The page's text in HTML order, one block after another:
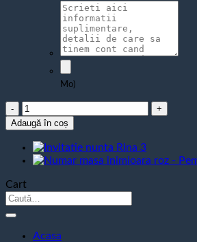
Mo)
Cantitate
Numar
masa
Malva
Adaugă în coș
Cart
Caută
Acasa